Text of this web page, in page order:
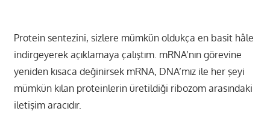
Protein sentezini, sizlere mümkün oldukça en basit hâle
indirgeyerek açıklamaya çalıştım. mRNA’nın görevine
yeniden kısaca değinirsek mRNA, DNA’mız ile her şeyi
mümkün kılan proteinlerin üretildiği ribozom arasındaki
iletişim aracıdır.